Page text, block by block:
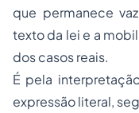
que permanece
texto da lei e a
dos casos reais.
É pela
expressão literal,